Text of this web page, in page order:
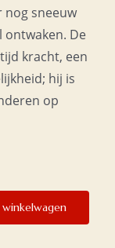
sneeuw
ontwaken. De
kracht, een
hij is
op